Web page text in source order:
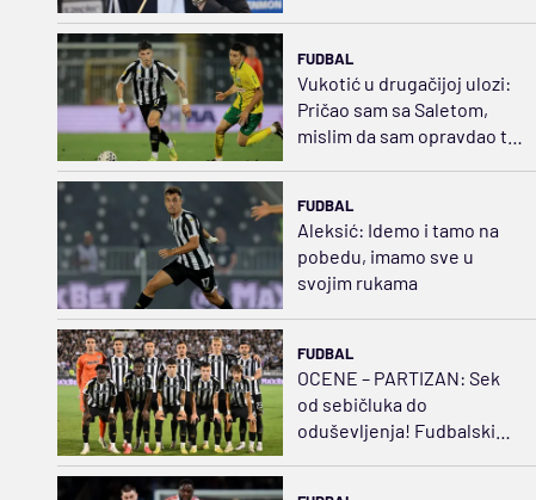
FUDBAL
Vukotić u drugačijoj ulozi:
Pričao sam sa Saletom,
mislim da sam opravdao tu
FUDBAL
Aleksić: Idemo i tamo na
pobedu, imamo sve u
svojim rukama
FUDBAL
OCENE – PARTIZAN: Sek
od sebičluka do
oduševljenja! Fudbalski